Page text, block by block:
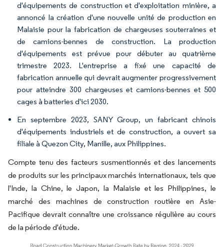
d'équipements de construction et d'exploitation minière, a
annoncé la création d'une nouvelle unité de production en
Malaisie pour la fabrication de chargeuses souterraines et
de camions-bennes de construction. La production
d'équipements est prévue pour débuter au quatrième
trimestre 2023. L'entreprise a fixé une capacité de
fabrication annuelle qui devrait augmenter progressivement
pour atteindre 300 chargeuses et camions-bennes et 500
cages à batteries d'ici 2030.
En septembre 2023, SANY Group, un fabricant chinois
d'équipements industriels et de construction, a ouvert sa
filiale à Quezon City, Manille, aux Philippines.
Compte tenu des facteurs susmentionnés et des lancements
de produits sur les principaux marchés internationaux, tels que
l'Inde, la Chine, le Japon, la Malaisie et les Philippines, le
marché des machines de construction routière en Asie-
Pacifique devrait connaître une croissance régulière au cours
de la période d'étude.